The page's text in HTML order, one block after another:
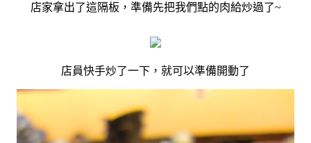
店家拿出了這隔板，準備先把我們點的肉給炒過了~
店員快手炒了一下，就可以準備開動了